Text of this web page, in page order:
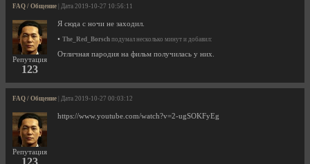
FAQ / Общение | Дата 2019-10-27 10:56:11
Репутация
123
Я сюда с ночи не заходил.
• The_Red_Borsch подумал несколько минут и добавил:
Отличная пародия на фильм получилась у них.
FAQ / Общение | Дата 2019-10-27 00:03:12
Репутация
123
https://www.youtube.com/watch?v=2-ugSOKFyEg